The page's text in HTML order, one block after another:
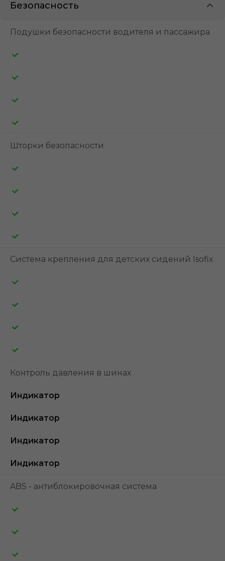
Безопасность
Подушки безопасности водителя и пассажира
Шторки безопасности
Система крепления для детских сидений Isofix
Контроль давления в шинах
Индикатор
Индикатор
Индикатор
Индикатор
ABS - антиблокировочная система